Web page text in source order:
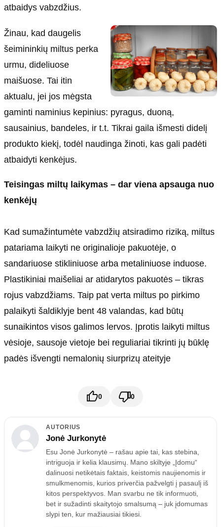
atbaidys vabzdžius.
Žinau, kad daugelis
šeimininkių miltus perka
urmu, dideliuose
maišuose. Tai itin
aktualu, jei jos mėgsta
gaminti naminius kepinius: pyragus, duoną,
sausainius, bandeles, ir t.t. Tikrai gaila išmesti didelį
produkto kiekį, todėl naudinga žinoti, kas gali padėti
atbaidyti kenkėjus.
Teisingas miltų laikymas – dar viena apsauga nuo
kenkėjų
Kad sumažintumėte vabzdžių atsiradimo riziką, miltus
patariama laikyti ne originalioje pakuotėje, o
sandariuose stikliniuose arba metaliniuose induose.
Plastikiniai maišeliai ar atidarytos pakuotės – tikras
rojus vabzdžiams. Taip pat verta miltus po pirkimo
palaikyti šaldiklyje bent 48 valandas, kad būtų
sunaikintos visos galimos lervos. Įprotis laikyti miltus
vėsioje, sausoje vietoje bei reguliariai tikrinti jų būklę
padės išvengti nemalonių siurprizų ateityje
0 0
AUTORIUS
Jonė Jurkonytė
Esu Jonė Jurkonytė – rašau apie tai, kas stebina,
intriguoja ir kelia klausimų. Mano skiltyje „Įdomu“
dalinuosi netikėtais faktais, keistomis naujienomis ir
smulkmenomis, kurios priverčia pažvelgti į pasaulį iš
kitos perspektyvos. Man svarbu ne tik informuoti,
bet ir sužadinti skaitytojo smalsumą – juk įdomumas
slypi ten, kur mažiausiai tikiesi.